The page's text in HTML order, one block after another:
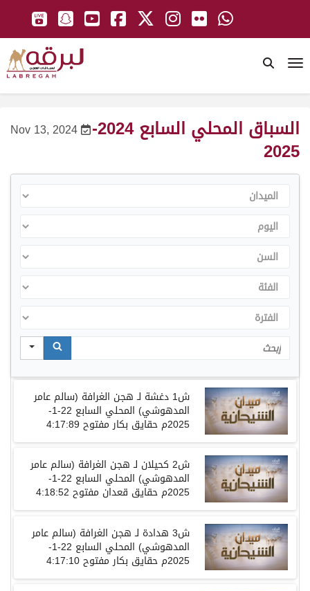
Nov 13, 2024 السباق المحلي السابع 2024-
2025
الميدان
اليوم
السن
الفئة
الفترة
Search
ش1 دغشة لـ هجن الغرافة (سالم عامر
المدهوشي) المحلي السابع 22-1-
2025م حقايق بكار مفتوح4:17:89
ش2 كحيلان لـ هجن الغرافة (سالم عامر
المدهوشي) المحلي السابع 22-1-
2025م حقايق قعدان مفتوح 4:18:52
ش3 هدادة لـ هجن الغرافة (سالم عامر
المدهوشي) المحلي السابع 22-1-
2025م حقايق بكار مفتوح4:17:10